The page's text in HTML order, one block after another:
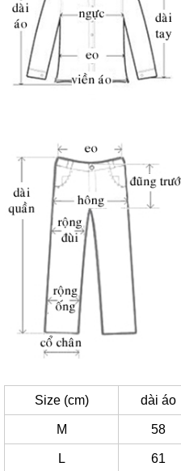
Size (cm) dài áo
M 58
L 61